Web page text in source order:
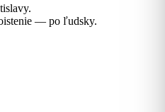
— po ľudsky.